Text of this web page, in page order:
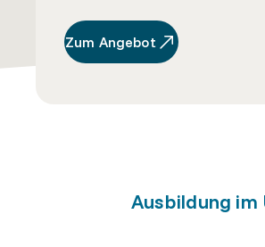
Zum Angebot
Ausbildung